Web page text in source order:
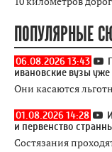
ПОПУЛЯРНЫЕ
06.08.2026 13:43
ивановские вузы
Они касаются
01.08.2026 14:28
и первенство
Состязания